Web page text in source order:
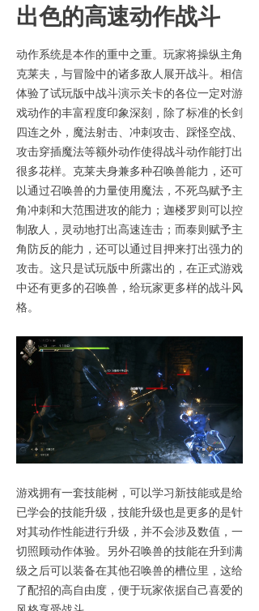
出色的高速动作战斗
动作系统是本作的重中之重。玩家将操纵主角
克莱夫，与冒险中的诸多敌人展开战斗。相信
体验了试玩版中战斗演示关卡的各位一定对游
戏动作的丰富程度印象深刻，除了标准的长剑
四连之外，魔法射击、冲刺攻击、踩怪空战、
攻击穿插魔法等额外动作使得战斗动作能打出
很多花样。克莱夫身兼多种召唤兽能力，还可
以通过召唤兽的力量使用魔法，不死鸟赋予主
角冲刺和大范围进攻的能力；迦楼罗则可以控
制敌人，灵动地打出高速连击；而泰则赋予主
角防反的能力，还可以通过目押来打出强力的
攻击。这只是试玩版中所露出的，在正式游戏
中还有更多的召唤兽，给玩家更多样的战斗风
格。
游戏拥有一套技能树，可以学习新技能或是给
已学会的技能升级，技能升级也是更多的是针
对其动作性能进行升级，并不会涉及数值，一
切照顾动作体验。另外召唤兽的技能在升到满
级之后可以装备在其他召唤兽的槽位里，这给
了配招的高自由度，便于玩家依据自己喜爱的